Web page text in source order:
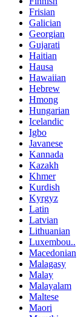
Frisian
Galician
Georgian
Gujarati
Haitian
Hausa
Hawaiian
Hebrew
Hmong
Hungarian
Icelandic
Igbo
Javanese
Kannada
Kazakh
Khmer
Kurdish
Kyrgyz
Latin
Latvian
Lithuanian
Luxembou..
Macedonian
Malagasy
Malay
Malayalam
Maltese
Maori